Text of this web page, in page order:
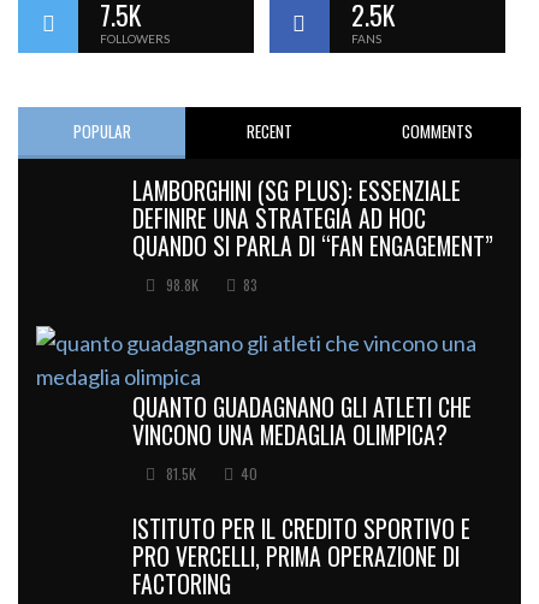
7.5K
FOLLOWERS
2.5K
FANS
POPULAR RECENT COMMENTS
LAMBORGHINI (SG PLUS): ESSENZIALE
DEFINIRE UNA STRATEGIA AD HOC
QUANDO SI PARLA DI “FAN ENGAGEMENT”
98.8K 83
QUANTO GUADAGNANO GLI ATLETI CHE
VINCONO UNA MEDAGLIA OLIMPICA?
81.5K 40
ISTITUTO PER IL CREDITO SPORTIVO E
PRO VERCELLI, PRIMA OPERAZIONE DI
FACTORING